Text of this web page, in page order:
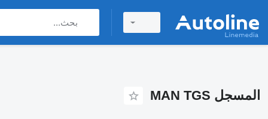
المسجل MAN TGS